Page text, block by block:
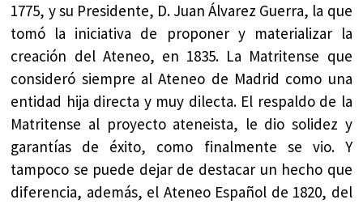
1775, y su Presidente, D. Juan Álvarez Guerra, la que
tomó la iniciativa de proponer y materializar la
creación del Ateneo, en 1835. La Matritense que
consideró siempre al Ateneo de Madrid como una
entidad hija directa y muy dilecta. El respaldo de la
Matritense al proyecto ateneista, le dio solidez y
garantías de éxito, como finalmente se vio. Y
tampoco se puede dejar de destacar un hecho que
diferencia, además, el Ateneo Español de 1820, del